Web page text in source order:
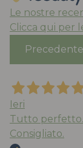
Le nostre
Clicca qui per
Precedente
Ieri
Tutto perfetto.
Consigliato.